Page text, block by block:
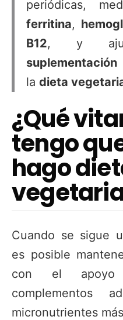
periódicas,
ferritina,
B12, y
suplementación
la dieta
¿Qué
tengo
hago
Cuando se sigue
es posible
con el
complementos
micronutrientes